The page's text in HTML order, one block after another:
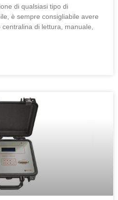
di qualsiasi tipo di
è sempre consigliabile avere
di lettura, manuale,